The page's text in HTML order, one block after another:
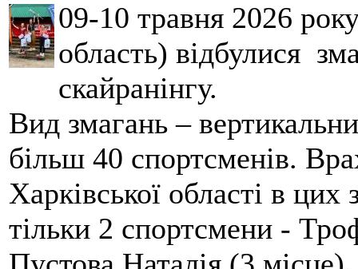
09-10 травня 2026
область) відбулися
скайранінгу.
Вид змагань –
більш 40 спортсменів.
Харківської області в
тільки 2 спортсмени -